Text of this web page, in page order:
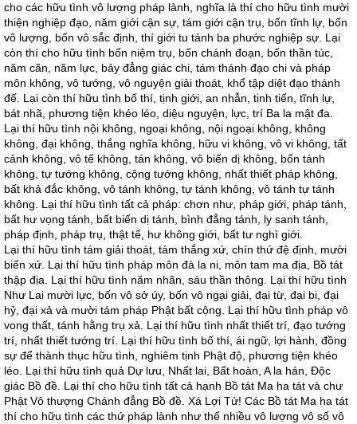
cho các hữu tình vô lượng pháp lành, nghĩa là thí cho hữu tình mười
thiện nghiệp đạo, năm giới cận sự, tám giới cận trụ, bốn tĩnh lự, bốn
vô lượng, bốn vô sắc định, thí giới tu tánh ba phước nghiệp sự. Lại
còn thí cho hữu tình bốn niệm trụ, bốn chánh đoạn, bốn thần túc,
năm căn, năm lực, bảy đẳng giác chi, tám thánh đạo chi và pháp
môn không, vô tướng, vô nguyện giải thoát, khổ tập diệt đạo thánh
đế. Lại còn thí hữu tình bố thí, tịnh giới, an nhẫn, tinh tiến, tĩnh lự,
bát nhã, phương tiện khéo léo, diệu nguyện, lực, trí Ba la mật đa.
Lại thí hữu tình nội không, ngoại không, nội ngoại không, không
không, đại không, thắng nghĩa không, hữu vi không, vô vi không, tất
cảnh không, vô tế không, tán không, vô biến dị không, bổn tánh
không, tự tướng không, cộng tướng không, nhất thiết pháp không,
bất khả đắc không, vô tánh không, tự tánh không, vô tánh tự tánh
không. Lại thí hữu tình tất cả pháp: chơn như, pháp giới, pháp tánh,
bất hư vọng tánh, bất biến dị tánh, bình đẳng tánh, ly sanh tánh,
pháp định, pháp trụ, thật tế, hư không giới, bất tư nghì giới.
Lại thí hữu tình tám giải thoát, tám thắng xứ, chín thứ đệ định, mười
biến xứ. Lại thí hữu tình pháp môn đà la ni, môn tam ma địa, Bồ tát
thập địa. Lại thí hữu tình năm nhãn, sáu thần thông. Lại thí hữu tình
Như Lai mười lực, bốn vô sở úy, bốn vô ngại giải, đại từ, đại bi, đại
hỷ, đại xả và mười tám pháp Phật bất cộng. Lại thí hữu tình pháp vô
vong thất, tánh hằng trụ xả. Lại thí hữu tình nhất thiết trí, đạo tướng
trí, nhất thiết tướng trí. Lại thí hữu tình bố thí, ái ngữ, lợi hành, đồng
sự để thành thục hữu tình, nghiêm tịnh Phật độ, phương tiện khéo
léo. Lại thí hữu tình quả Dự lưu, Nhất lai, Bất hoàn, A la hán, Độc
giác Bồ đề. Lại thí cho hữu tình tất cả hạnh Bồ tát Ma ha tát và chư
Phật Vô thượng Chánh đẳng Bồ đề. Xá Lợi Tử! Các Bồ tát Ma ha tát
thí cho hữu tình các thứ pháp lành như thế nhiều vô lượng vô số vô